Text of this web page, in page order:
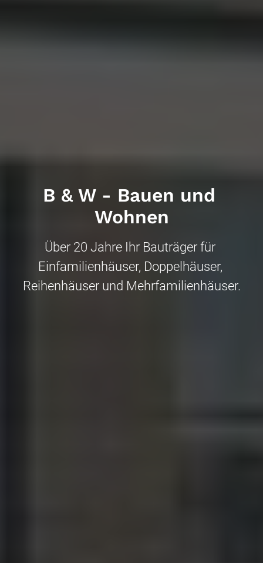
B & W - Bauen und
Wohnen
Über 20 Jahre Ihr Bauträger für
Einfamilienhäuser, Doppelhäuser,
Reihenhäuser und Mehrfamilienhäuser.